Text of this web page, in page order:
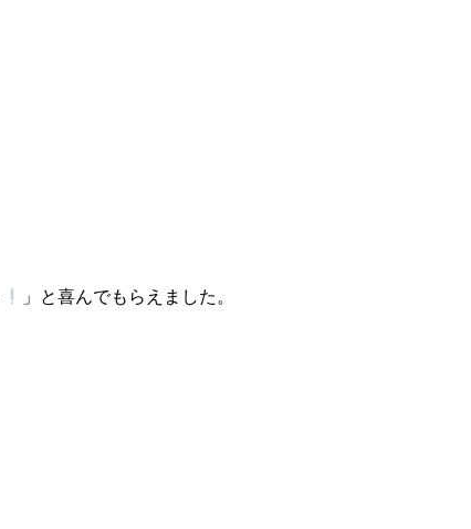
」と喜んでもらえました。